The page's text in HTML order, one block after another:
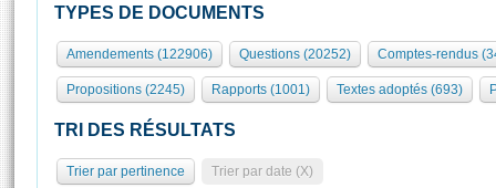
Présidence
577 députés
Groupes politiques
Séance publique
Commissions et autres organes
Europe et International
Pétitions
Rôle et pouvoirs de l'Assemblée
Organisation de l'Assemblée
Présidence Conférence des Présidents Bureau Collège des
Statistiques et chiffres clés
Visiter l'Assemblée
Visite virtuelle du palais Bourbon
Assister à une séance
TYPES DE DOCUMENTS
Amendements (122906) Questions (20252) Comptes-rendus
Propositions (2245) Rapports (1001) Textes adoptés (693)
TRI DES RÉSULTATS
Trier par pertinence Trier par date (X)